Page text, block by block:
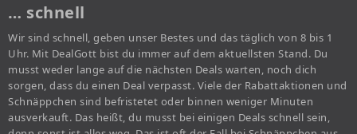
… schnell
Wir sind schnell, geben unser Bestes und das täglich von 8 bis 1
Uhr. Mit DealGott bist du immer auf dem aktuellsten Stand. Du
musst weder lange auf die nächsten Deals warten, noch dich
sorgen, dass du einen Deal verpasst. Viele der Rabattaktionen und
Schnäppchen sind befristetet oder binnen weniger Minuten
ausverkauft. Das heißt, du musst bei einigen Deals schnell sein,